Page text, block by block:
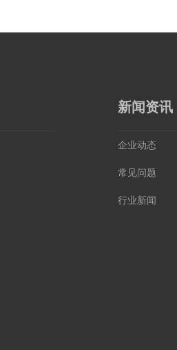
新闻资讯
企业动态
常见问题
行业新闻